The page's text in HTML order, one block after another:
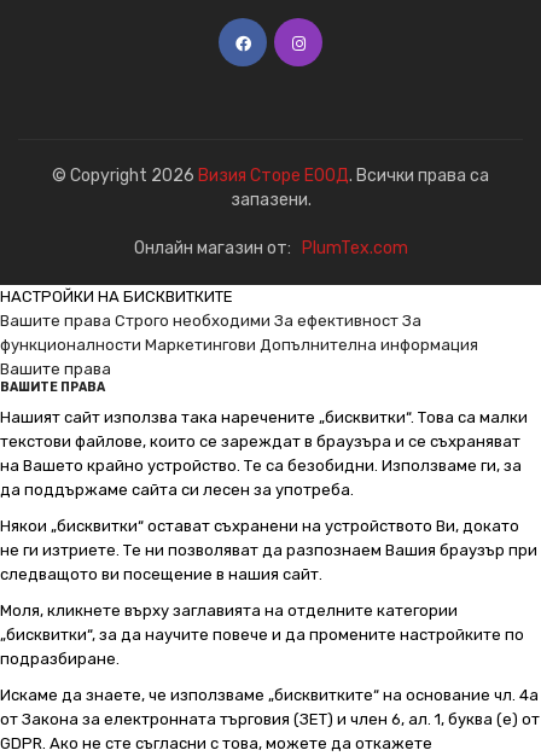
© Copyright 2026 Визия Сторе ЕООД. Всички права са
запазени.
Онлайн магазин от: PlumTex.com
НАСТРОЙКИ НА БИСКВИТКИТЕ
Вашите права Строго необходими За ефективност За
функционалности Маркетингови Допълнителна информация
Вашите права
ВАШИТЕ ПРАВА
Нашият сайт използва така наречените „бисквитки“. Това са малки
текстови файлове, които се зареждат в браузъра и се съхраняват
на Вашето крайно устройство. Те са безобидни. Използваме ги, за
да поддържаме сайта си лесен за употреба.
Някои „бисквитки“ остават съхранени на устройството Ви, докато
не ги изтриете. Те ни позволяват да разпознаем Вашия браузър при
следващото ви посещение в нашия сайт.
Моля, кликнете върху заглавията на отделните категории
„бисквитки“, за да научите повече и да промените настройките по
подразбиране.
Искаме да знаете, че използваме „бисквитките“ на основание чл. 4а
от Закона за електронната търговия (ЗЕТ) и член 6, ал. 1, буква (е) от
GDPR. Ако не сте съгласни с това, можете да откажете